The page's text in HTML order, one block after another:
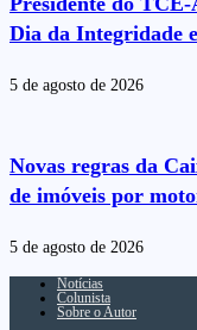
Dia da Integridade
5 de agosto de 2026
Novas regras da
de imóveis por
5 de agosto de 2026
Notícias
Colunista
Sobre o Autor